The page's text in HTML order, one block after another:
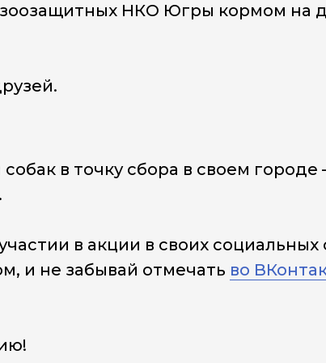
НКО Югры кормом на
в точку сбора в своем городе
в акции в своих социальных
и не забывай отмечать во